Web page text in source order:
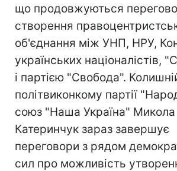
що продовжуються
створення
об'єднання між УНП, НРУ,
українських націоналістів,
і партією "Свобода".
політвиконкому партії
союз "Наша Україна" Микола
Катеринчук зараз завершує
переговори з рядом
сил про можливість